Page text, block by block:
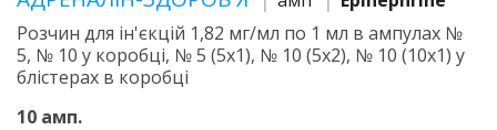
Розчин для ін'єкцій 1,82 мг/мл по 1 мл в ампулах №
5, № 10 у коробці, № 5 (5х1), № 10 (5х2), № 10 (10х1) у
блістерах в коробці
10 амп.